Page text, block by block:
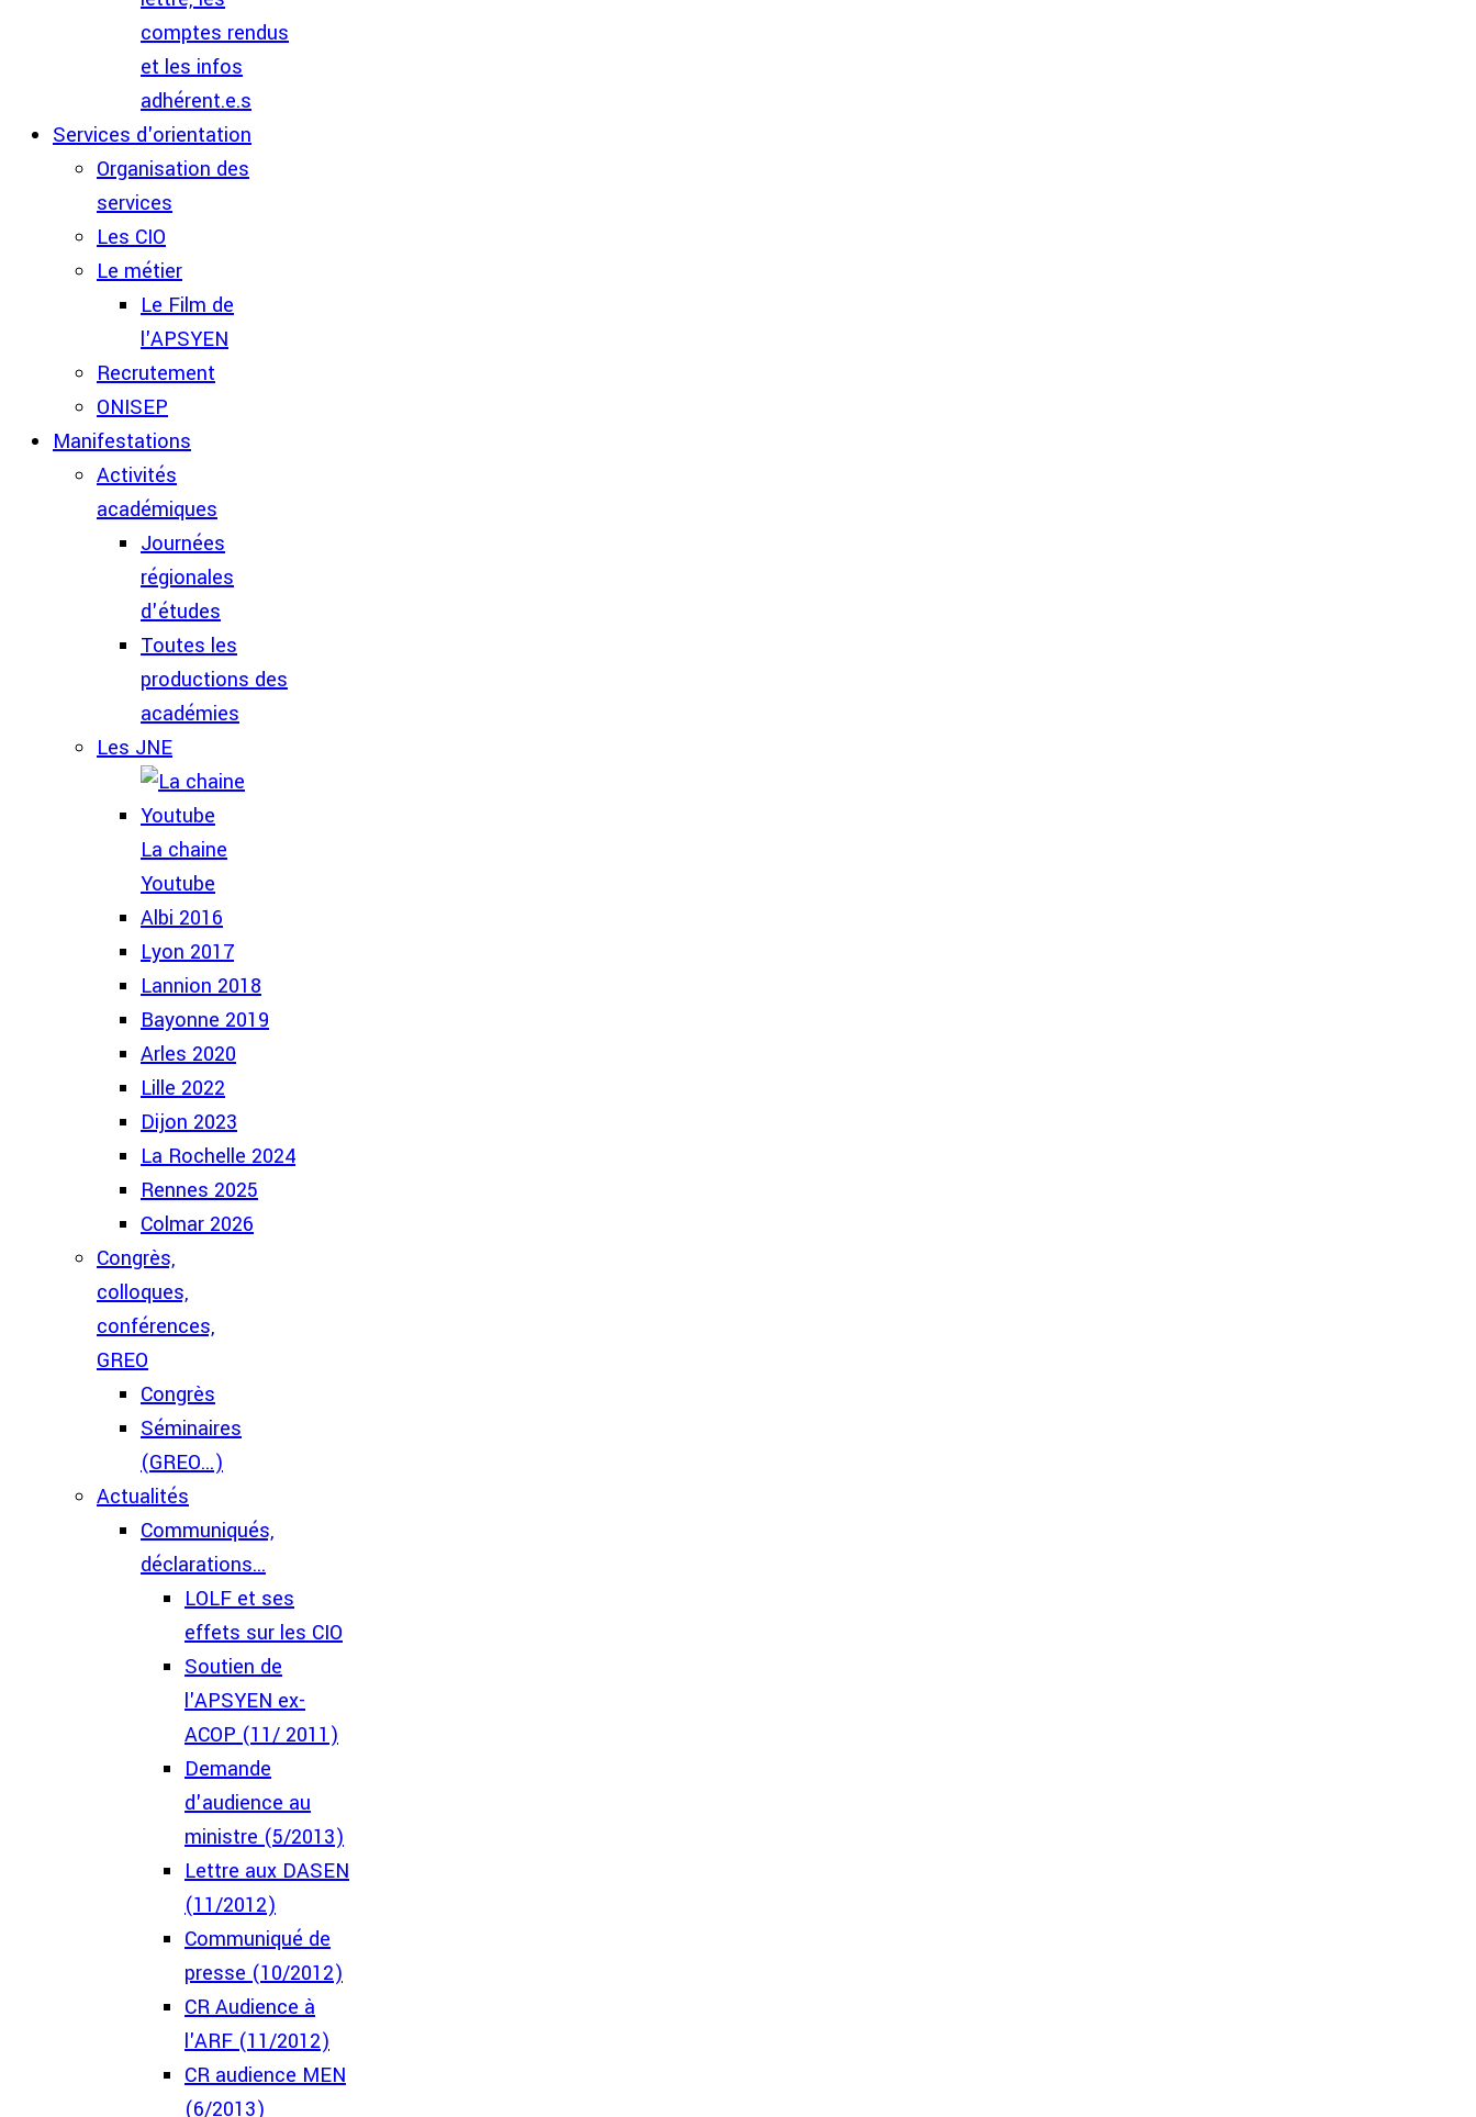
comptes rendus
et les infos
adhérent.e.s
Services d'orientation
Organisation des
services
Les CIO
Le métier
Le Film de
l'APSYEN
Recrutement
ONISEP
Manifestations
Activités
académiques
Journées
régionales
d'études
Toutes les
productions des
académies
Les JNE
La chaine
Youtube
Albi 2016
Lyon 2017
Lannion 2018
Bayonne 2019
Arles 2020
Lille 2022
Dijon 2023
La Rochelle 2024
Rennes 2025
Colmar 2026
Congrès,
colloques,
conférences,
GREO
Congrès
Séminaires
(GREO...)
Actualités
Communiqués,
déclarations...
LOLF et ses
effets sur les CIO
Soutien de
l'APSYEN ex-
ACOP (11/ 2011)
Demande
d'audience au
ministre (5/2013)
Lettre aux DASEN
(11/2012)
Communiqué de
presse (10/2012)
CR Audience à
l'ARF (11/2012)
CR audience MEN
(6/2013)